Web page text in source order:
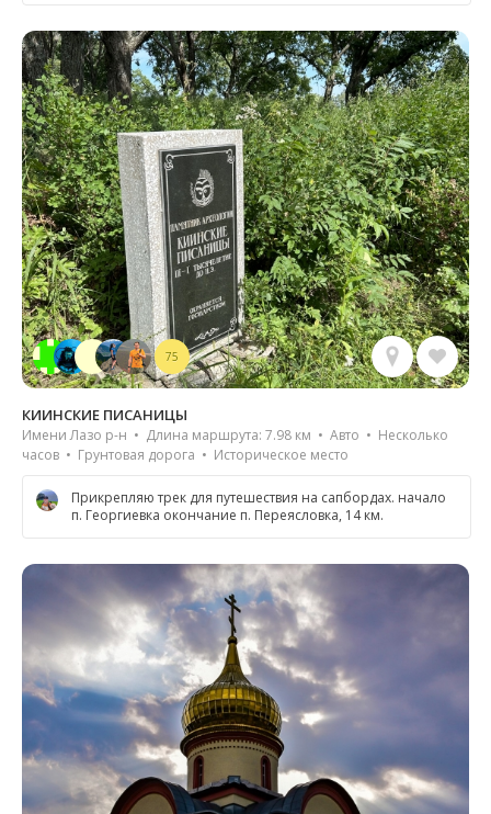
75
КИИНСКИЕ ПИСАНИЦЫ
Имени Лазо р-н • Длина маршрута: 7.98 км • Авто • Несколько
часов • Грунтовая дорога • Историческое место
Прикрепляю трек для путешествия на сапбордах. начало
п. Георгиевка окончание п. Переясловка, 14 км.